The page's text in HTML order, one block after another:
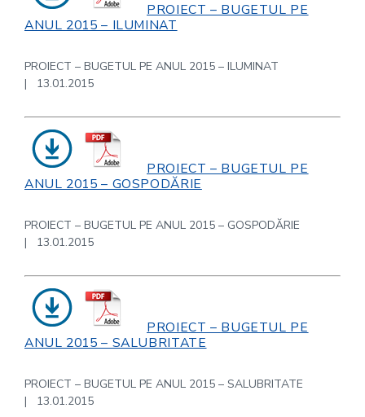
PROIECT – BUGETUL PE
ANUL 2015 – ILUMINAT
PROIECT – BUGETUL PE ANUL 2015 – ILUMINAT
| 13.01.2015
PROIECT – BUGETUL PE
ANUL 2015 – GOSPODĂRIE
PROIECT – BUGETUL PE ANUL 2015 – GOSPODĂRIE
| 13.01.2015
PROIECT – BUGETUL PE
ANUL 2015 – SALUBRITATE
PROIECT – BUGETUL PE ANUL 2015 – SALUBRITATE
| 13.01.2015